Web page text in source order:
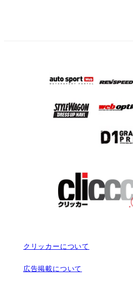
クリッカーについて
広告掲載について